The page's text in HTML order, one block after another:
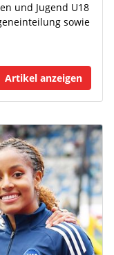
und Jugend U18
sowie
Artikel anzeigen